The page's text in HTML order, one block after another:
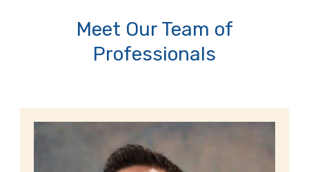
Meet Our Team of
Professionals